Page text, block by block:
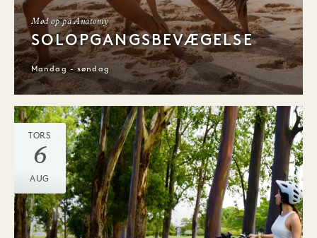
Mød op på Anatomy
SOLOPGANGSBEVÆGELSE
Mandag - søndag
TORS
6
AUG